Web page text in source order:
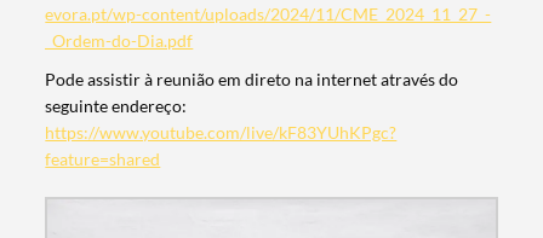
evora.pt/wp-content/uploads/2024/11/CME_2024_11_27_-
_Ordem-do-Dia.pdf
Pode assistir à reunião em direto na internet através do
seguinte endereço:
https://www.youtube.com/live/kF83YUhKPgc?
feature=shared